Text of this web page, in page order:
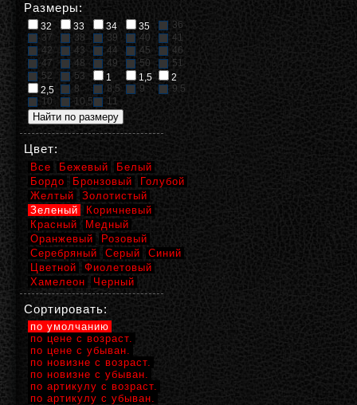
Размеры:
32 33 34 35
36
37
38 39 40
41
42
43 44 45
46
47
48 49 50
51
52
53 1 1,5
2
2,5
8 8,5 9
9,5
10
10,5 11
Цвет:
Все Бежевый
Белый
Бордо
Бронзовый
Голубой
Желтый
Золотистый
Зеленый
Коричневый
Красный
Медный
Оранжевый
Розовый
Серебряный
Серый
Синий
Цветной
Фиолетовый
Хамелеон
Черный
Сортировать:
по умолчанию
по цене с возраст.
по цене с убыван.
по новизне с возраст.
по новизне с убыван.
по артикулу с возраст.
по артикулу с убыван.